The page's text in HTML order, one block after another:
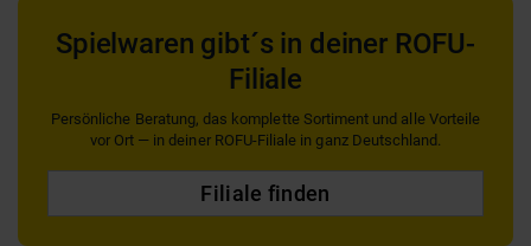
Spielwaren gibt´s in deiner ROFU-
Filiale
Persönliche Beratung, das komplette Sortiment und alle Vorteile
vor Ort — in deiner ROFU-Filiale in ganz Deutschland.
Filiale finden